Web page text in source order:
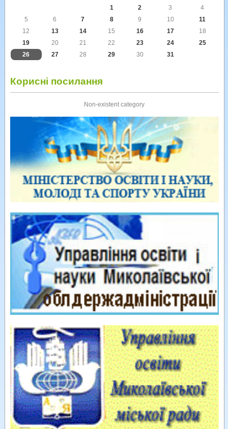
1
2 3
4
5
6 7 8 9 10
11
12
13 14 15 16 17
18
19
20 21 22 23 24
25
26
27 28 29 30 31
Корисні посилання
Non-existent category